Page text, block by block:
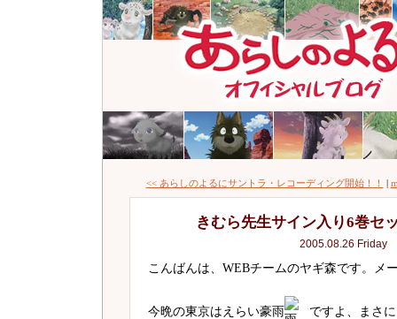
<< あらしのよるにサントラ・レコーディング開始！！ |
きむら先生サイン入り6巻セ
2005.08.26 Friday
こんばんは、WEBチームのヤギ森です。メ
今晩の東京はえらい豪雨
ですよ、まさ